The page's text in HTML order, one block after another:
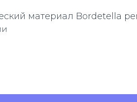
материал Bordetella